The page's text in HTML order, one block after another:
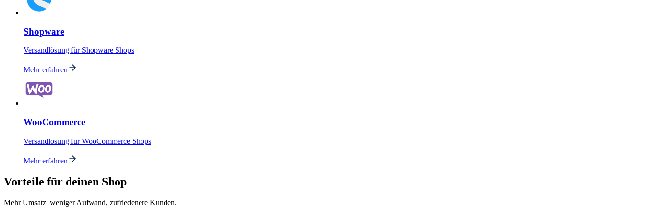
Shopware
Versandlösung für Shopware Shops
Mehr erfahren
WooCommerce
Versandlösung für WooCommerce Shops
Mehr erfahren
Vorteile für deinen Shop
Mehr Umsatz, weniger Aufwand, zufriedenere Kunden.